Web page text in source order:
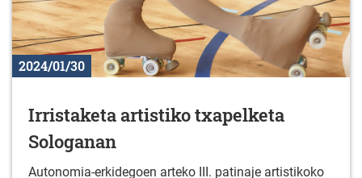
2024/01/30
Irristaketa artistiko txapelketa
Sologanan
Autonomia-erkidegoen arteko III. patinaje artistikoko